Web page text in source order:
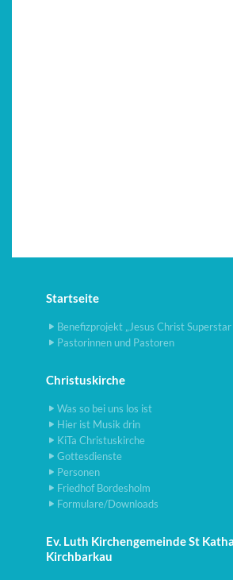
Startseite
Benefizprojekt „Jesus Christ
Pastorinnen und Pastoren
Christuskirche
Was so bei uns los ist
Hier ist Musik drin
KiTa Christuskirche
Gottesdienste
Personen
Friedhof Bordesholm
Formulare/Downloads
Ev. Luth Kirchengemeinde St
Kirchbarkau